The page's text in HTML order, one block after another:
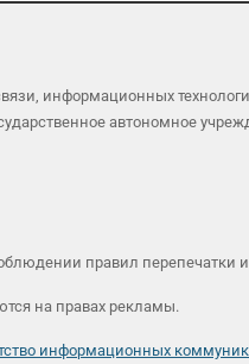
информационных
автономное
правил перепечатки
на правах рекламы.
информационных